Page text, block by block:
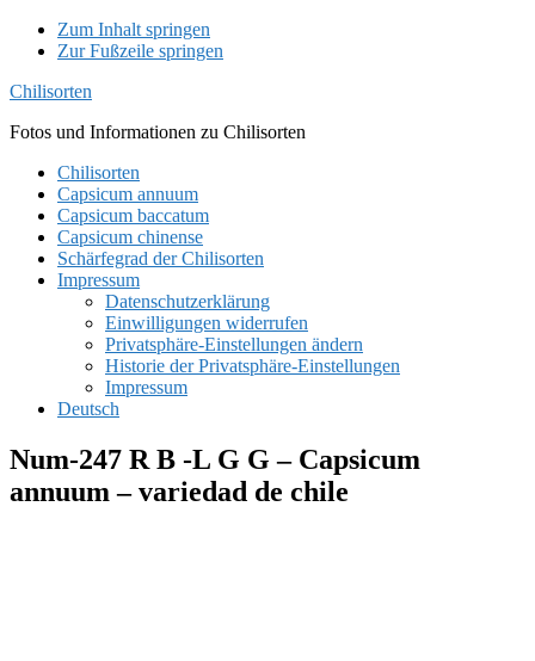
Zum Inhalt springen
Zur Fußzeile springen
Chilisorten
Fotos und Informationen zu Chilisorten
Chilisorten
Capsicum annuum
Capsicum baccatum
Capsicum chinense
Schärfegrad der Chilisorten
Impressum
Datenschutzerklärung
Einwilligungen widerrufen
Privatsphäre-Einstellungen ändern
Historie der Privatsphäre-Einstellungen
Impressum
Deutsch
Num-247 R B -L G G – Capsicum
annuum – variedad de chile